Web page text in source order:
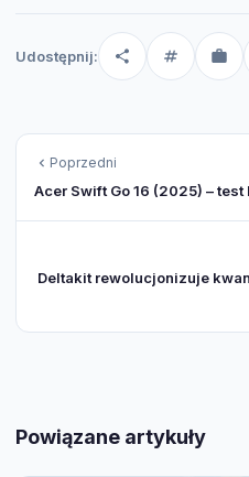
Udostępnij:
Poprzedni
Acer Swift Go 16 (2025) – test
Deltakit rewolucjonizuje
Powiązane artykuły